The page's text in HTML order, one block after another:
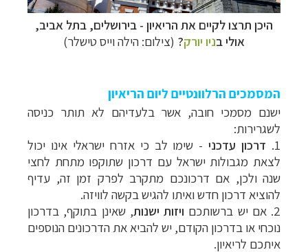
היכן תרצו לקיים את הריאיון - בירושלים, בתל אביב,
אולי בניו יורק? (צילום: הילה וייס טישלר)
המסמכים הרלוונטיים ליום הריאיון
ישנם מסמכי חובה, אשר בלעדיהם לא תותר כניסה
לשגרירות:
1. דרכון עדכני - שימו לב כי אזרח ישראלי אינו יכול
לצאת מגבולות ישראל עם דרכון שתוקפו מתחת לחצי
שנה ולכן, אם דרכונכם מתקרב לפרק זמן זה, עדיף
להוציא דרכון חדש ואיתו להגיש בקשה לוויזה.
2. אם יש ברשותכם
ויזות ישנות, שאינן בתוקף, בדרכון
נוכחי או בדרכון הקודם, יש להביא את הדרכונים הנוספים
איתכם לריאיון.